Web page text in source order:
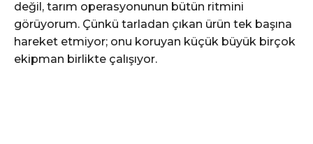
değil, tarım operasyonunun bütün ritmini
görüyorum. Çünkü tarladan çıkan ürün tek başına
hareket etmiyor; onu koruyan küçük büyük birçok
ekipman birlikte çalışıyor.